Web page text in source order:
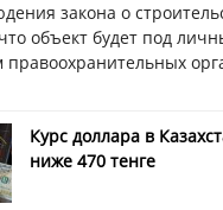
закона о
объект будет под
Курс доллара в
ниже 470 тенге